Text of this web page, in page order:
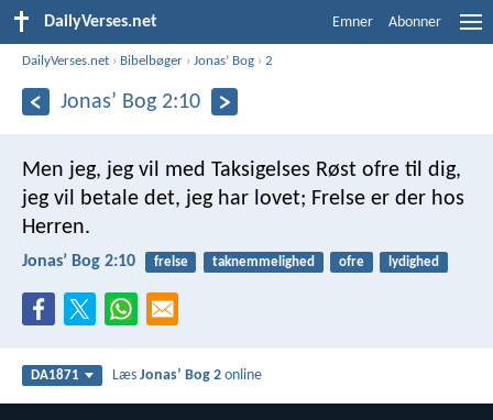
DailyVerses.net Emner Abonner
DailyVerses.net › Bibelbøger ›Jonasʼ Bog ›2
Jonasʼ Bog 2:10
Men jeg, jeg vil med Taksigelses Røst ofre til dig,
jeg vil betale det, jeg har lovet; Frelse er der hos
Herren.
Jonasʼ Bog 2:10 frelse taknemmelighed ofre lydighed
DA1871 LæsJonasʼ Bog 2 online